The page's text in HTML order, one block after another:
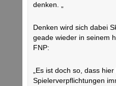
denken. „
Denken wird sich dabei
geade wieder in seinem
FNP:
„Es ist doch so, dass hier
Spielerverpflichtungen